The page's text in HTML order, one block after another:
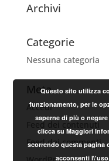
Archivi
Categorie
Nessuna categoria
Meta
Accedi
Feed dei contenuti
Feed dei commenti
Questo sito utilizza
funzionamento, per le
saperne di più o
clicca su Maggiori
scorrendo questa pagina
acconsenti